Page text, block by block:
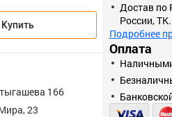
166
23
Достав по
России,
Подробнее
Оплата